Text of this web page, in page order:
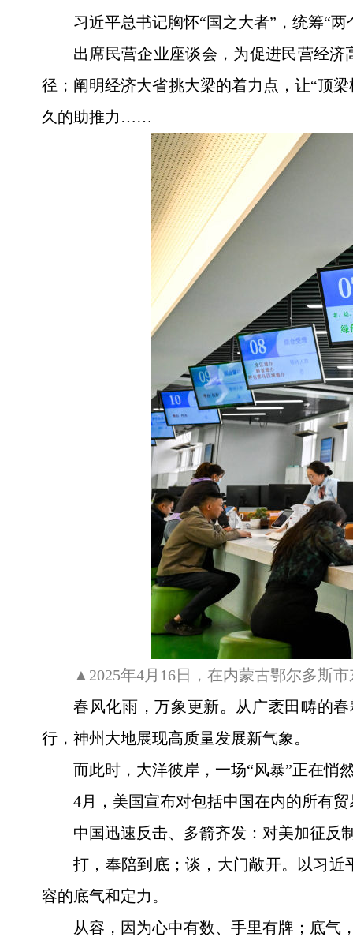
习近平总书记胸怀“国之大者”，统筹“
出席民营企业座谈会，为促进民营经
径；阐明经济大省挑大梁的着力点，让“顶
久的助推力……
▲2025年4月16日，在内蒙古鄂尔多斯
春风化雨，万象更新。从广袤田畴的
行，神州大地展现高质量发展新气象。
而此时，大洋彼岸，一场“风暴”正在悄
4月，美国宣布对包括中国在内的所有
中国迅速反击、多箭齐发：对美加征
打，奉陪到底；谈，大门敞开。以习
容的底气和定力。
从容，因为心中有数、手里有牌；底气